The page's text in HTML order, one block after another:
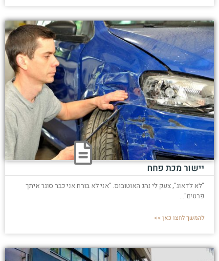
יישור מכת פחח
"לא לדאוג", צעק לי נהג האוטובוס. "אני לא בורח אני כבר סוגר איתך
פרטים"...
להמשך לחצו כאן >>